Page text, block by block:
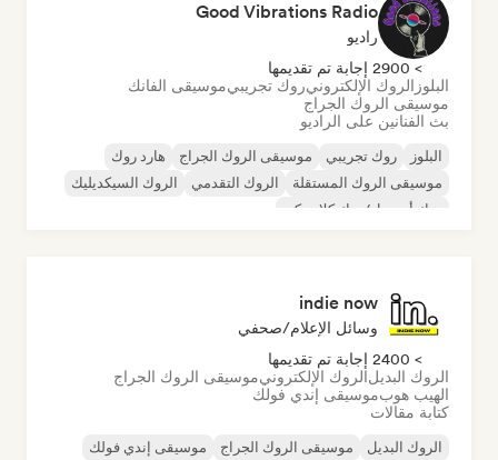
Good Vibrations Radio
راديو
> 2900 إجابة تم تقديمها
البلوز الروك الإلكترونيروك تجريبيموسيقى الفانك
موسيقى الروك الجراج
بث الفنانين على الراديو
البلوز روك تجريبي موسيقى الروك الجراج
هارد روك
موسيقى الروك المستقلة
الروك التقدمي
الروك السيكديليك
روك أند رول/روك كلاسيكي
indie now
وسائل الإعلام/صحفي
> 2400 إجابة تم تقديمها
الروك البديلالروك الإلكترونيموسيقى الروك الجراج
الهيب هوبموسيقى إندي فولك
كتابة مقالات
الروك البديل موسيقى الروك الجراج
موسيقى إندي فولك